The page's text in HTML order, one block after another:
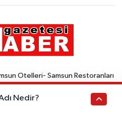
Otelleri- Samsun Restoranları
Tarihi-Samsun Kültürü -Samsun
Ulaşım -Samsun Hava Durumu
Nedir?